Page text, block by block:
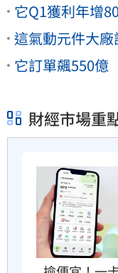
它Q1獲利年增
這氣動元件大
它訂單飆550
財經市場重